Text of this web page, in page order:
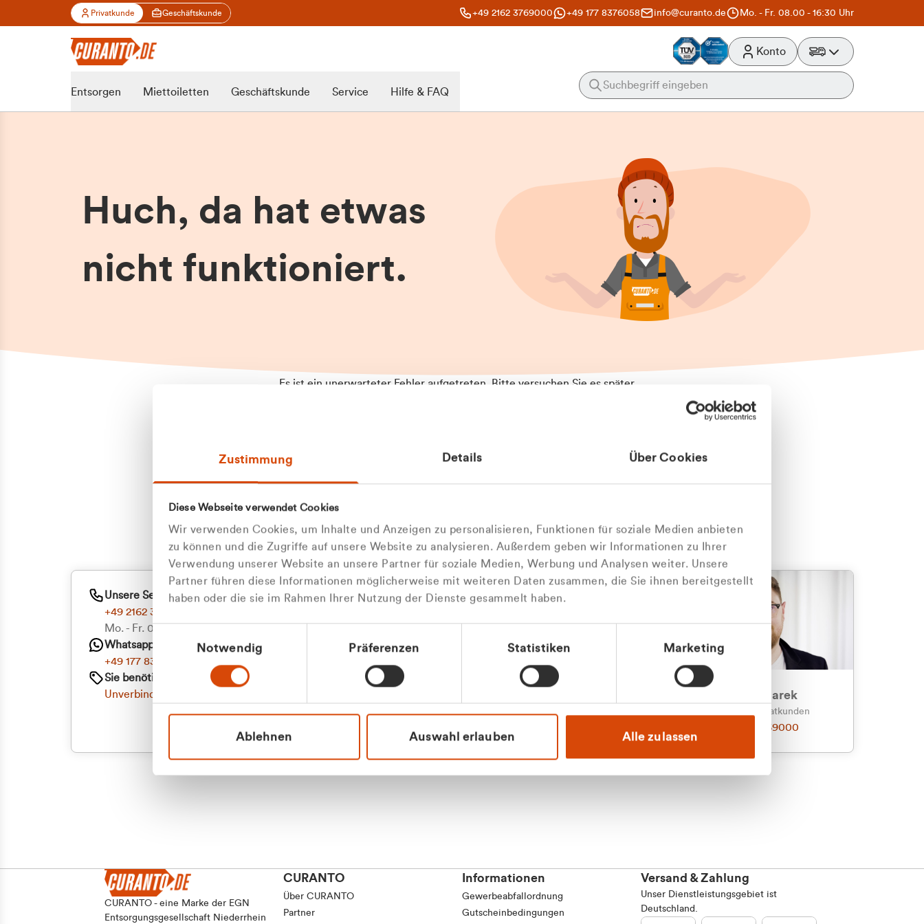
Zustimmung Details Über Cookies
Diese Webseite verwendet Cookies
Wir verwenden Cookies, um Inhalte und Anzeigen zu personalisieren, Funktionen für soziale Medien anbieten
zu können und die Zugriffe auf unsere Website zu analysieren. Außerdem geben wir Informationen zu Ihrer
Verwendung unserer Website an unsere Partner für soziale Medien, Werbung und Analysen weiter. Unsere
Partner führen diese Informationen möglicherweise mit weiteren Daten zusammen, die Sie ihnen bereitgestellt
haben oder die sie im Rahmen Ihrer Nutzung der Dienste gesammelt haben.
Einwilligungsauswahl
Notwendig Präferenzen Statistiken Marketing
Ablehnen Auswahl erlauben Alle zulassen
Privatkunde Geschäftskunde +49 2162 3769000 +49 177 8376058 info@curanto.de Mo. - Fr. 08.00 - 16:30 Uhr
Zu welcher
Kundengruppe
gehören Sie?
Privatkunde (inkl. MwSt.)
Geschäftskunde (exkl. MwSt.)
Konto
Entsorgen Miettoiletten Geschäftskunde Service Hilfe & FAQ
Huch, da hat etwas
nicht funktioniert.
Es ist ein unerwarteter Fehler aufgetreten. Bitte versuchen Sie es später
aufgetretenen Fehler an. Wir entschuldigen uns für eventuelle
Unannehmlichkeiten.
Zum Abfallberater
Oder kontaktieren Sie uns persönlich
Wir sind gerne für Sie da
Unsere Service-Hotline
+49 2162 3769000
Mo. - Fr. 08.00 - 16:30 Uhr
Whatsapp
+49 177 8376058
Sie benötigen ein individuelles Angebot?
Unverbindliche Anfrage stellen
Julian Marek
Vertrieb - Privatkunden
0216 237 69000
CURANTO - eine Marke der EGN
Entsorgungsgesellschaft Niederrhein
CURANTO
Über CURANTO
Partner
Informationen
Gewerbeabfallordnung
Gutscheinbedingungen
Versand & Zahlung
Unser Dienstleistungsgebiet ist
Deutschland.